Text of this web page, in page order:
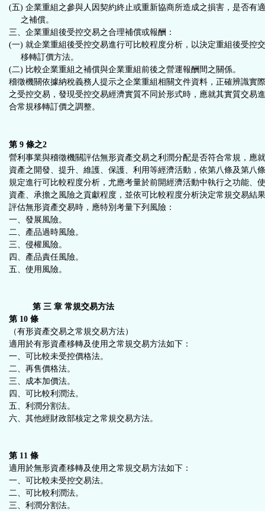
(五) 企業重組之參與人因契約終止或重新協商所造成之損害，是否有
之補償。
三、企業重組後受控交易之合理補償或報酬：
(一) 就企業重組後受控交易進行可比較程度分析，以決定重組後受控
移轉訂價方法。
(二) 比較企業重組之補償與企業重組前後之營運報酬間之關係。
稽徵機關依據納稅義務人提示之企業重組相關文件資料，正確辨識實
之受控交易，發現受控交易經濟實質不同於形式時，應就其實質交易
合常規移轉訂價之調整。
第 9 條之2
營利事業與稽徵機關評估無形資產交易之利潤分配是否符合常規，應
資產之開發、提升、維護、保護、利用等經濟活動，依第八條及第八
規定進行可比較程度分析，尤應考量於前開經濟活動中執行之功能、
資產、承擔之風險之貢獻程度，並依可比較程度分析決定常規交易結
評估無形資產交易時，應特別考量下列風險：
一、發展風險。
二、產品過時風險。
三、侵權風險。
四、產品責任風險。
五、使用風險。
第 三 章 常規交易方法
第 10 條
（有形資產交易之常規交易方法）
適用於有形資產移轉及使用之常規交易方法如下：
一、可比較未受控價格法。
二、再售價格法。
三、成本加價法。
四、可比較利潤法。
五、利潤分割法。
六、其他經財政部核定之常規交易方法。
第 11 條
適用於無形資產移轉及使用之常規交易方法如下：
一、可比較未受控交易法。
二、可比較利潤法。
三、利潤分割法。